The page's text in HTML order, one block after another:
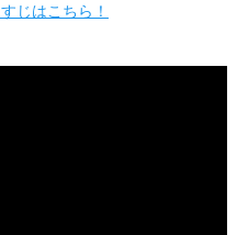
じはこちら！